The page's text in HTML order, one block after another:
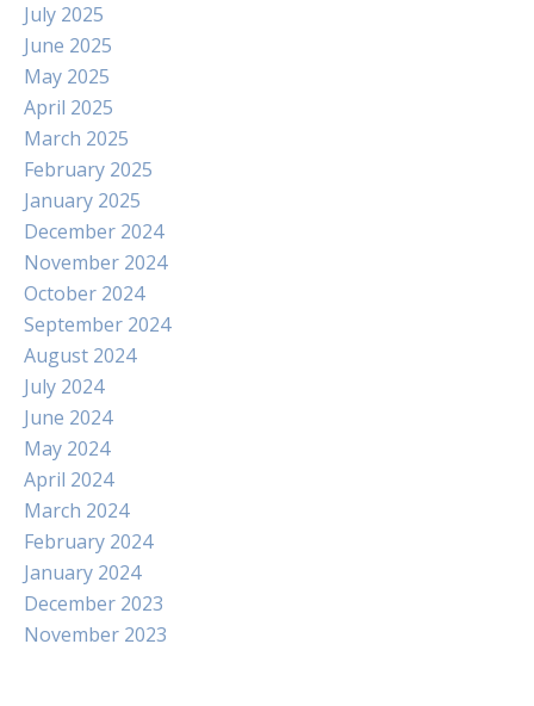
July 2025
June 2025
May 2025
April 2025
March 2025
February 2025
January 2025
December 2024
November 2024
October 2024
September 2024
August 2024
July 2024
June 2024
May 2024
April 2024
March 2024
February 2024
January 2024
December 2023
November 2023